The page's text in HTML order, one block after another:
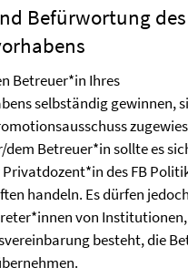
Befürwortung des
Betreuer*in Ihres
selbständig gewinnen,
Betreuer*in sollte es
des FB
handeln. Es dürfen
von
besteht, die